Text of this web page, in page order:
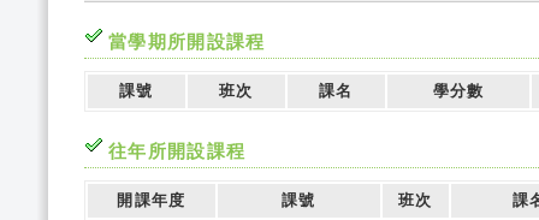
當學期所開設課程
課號 班次 課名 學分數
往年所開設課程
開課年度 課號 班次
課